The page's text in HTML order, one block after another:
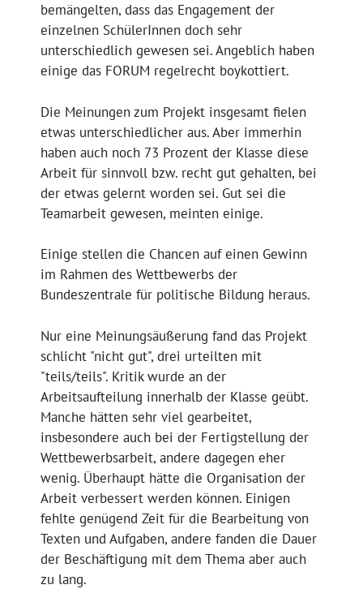
bemängelten, dass das Engagement der
einzelnen SchülerInnen doch sehr
unterschiedlich gewesen sei. Angeblich haben
einige das FORUM regelrecht boykottiert.
Die Meinungen zum Projekt insgesamt fielen
etwas unterschiedlicher aus. Aber immerhin
haben auch noch 73 Prozent der Klasse diese
Arbeit für sinnvoll bzw. recht gut gehalten, bei
der etwas gelernt worden sei. Gut sei die
Teamarbeit gewesen, meinten einige.
Einige stellen die Chancen auf einen Gewinn
im Rahmen des Wettbewerbs der
Bundeszentrale für politische Bildung heraus.
Nur eine Meinungsäußerung fand das Projekt
schlicht "nicht gut", drei urteilten mit
"teils/teils". Kritik wurde an der
Arbeitsaufteilung innerhalb der Klasse geübt.
Manche hätten sehr viel gearbeitet,
insbesondere auch bei der Fertigstellung der
Wettbewerbsarbeit, andere dagegen eher
wenig. Überhaupt hätte die Organisation der
Arbeit verbessert werden können. Einigen
fehlte genügend Zeit für die Bearbeitung von
Texten und Aufgaben, andere fanden die Dauer
der Beschäftigung mit dem Thema aber auch
zu lang.